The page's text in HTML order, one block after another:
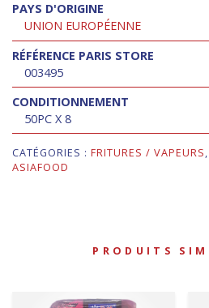
PAYS D'ORIGINE
UNION EUROPÉENNE
RÉFÉRENCE PARIS STORE
003495
CONDITIONNEMENT
50PC X 8
CATÉGORIES : FRITURES / VAPEURS,
ASIAFOOD
PRODUITS